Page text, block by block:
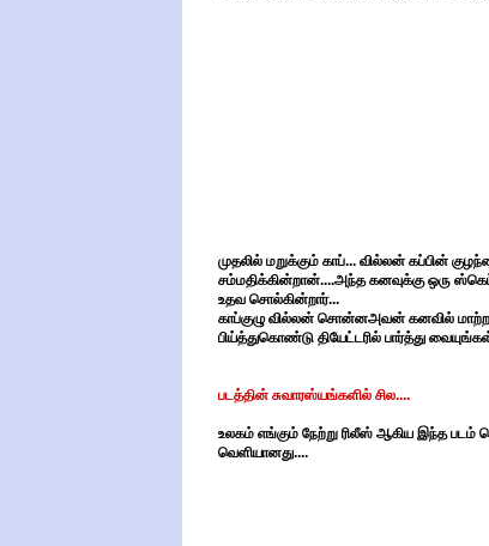
முதலில் மறுக்கும் காப்... வில்லன் கப்பின்
சம்மதிக்கின்றான்....அந்த கனவுக்கு ஒரு
உதவ சொல்கின்றார்...
காப்குழு வில்லன் சொன்னஅவன் கனவில்
பிய்த்துகொண்டு தியேட்டரில் பார்த்து
படத்தின் சுவாரஸ்யங்களில் சில....
உலகம் எங்கும் நேற்று ரிலீஸ் ஆகிய இந்த படம்
வெளியானது....